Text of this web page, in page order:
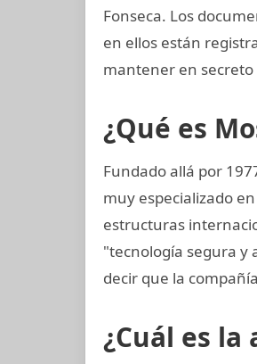
Fonseca. Los
en ellos están
mantener en
¿Qué es
Fundado allá por
muy especializado
estructuras
"tecnología segura y
decir que la
¿Cuál es